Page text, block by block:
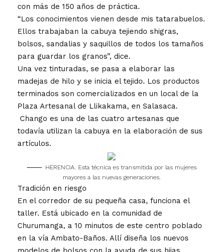
con más de 150 años de práctica.
“Los conocimientos vienen desde mis tatarabuelos.
Ellos trabajaban la cabuya tejiendo shigras,
bolsos, sandalias y saquillos de todos los tamaños
para guardar los granos”, dice.
Una vez tinturadas, se pasa a elaborar las
madejas de hilo y se inicia el tejido. Los productos
terminados son comercializados en un local de la
Plaza Artesanal de Llikakama, en Salasaca.
Chango es una de las cuatro artesanas que
todavía utilizan la cabuya en la elaboración de sus
artículos.
HERENCIA. Esta técnica es transmitida por las mujeres
mayores a las nuevas generaciones.
Tradición en riesgo
En el corredor de su pequeña casa, funciona el
taller. Está ubicado en la comunidad de
Churumanga, a 10 minutos de este centro poblado
en la vía Ambato-Baños. Allí diseña los nuevos